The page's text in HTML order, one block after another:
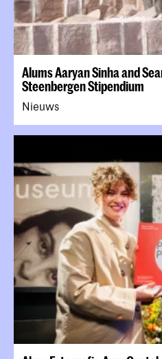
Alums Aaryan Sinha and
Steenbergen Stipendium
Nieuws